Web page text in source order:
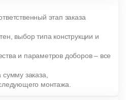
этап заказа
выбор типа конструкции и
и параметров доборов – все
заказа,
монтажа.